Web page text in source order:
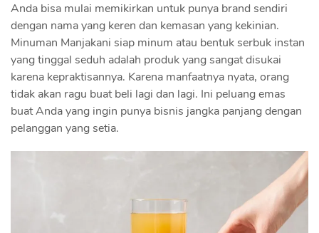
Anda bisa mulai memikirkan untuk punya brand sendiri
dengan nama yang keren dan kemasan yang kekinian.
Minuman Manjakani siap minum atau bentuk serbuk instan
yang tinggal seduh adalah produk yang sangat disukai
karena kepraktisannya. Karena manfaatnya nyata, orang
tidak akan ragu buat beli lagi dan lagi. Ini peluang emas
buat Anda yang ingin punya bisnis jangka panjang dengan
pelanggan yang setia.